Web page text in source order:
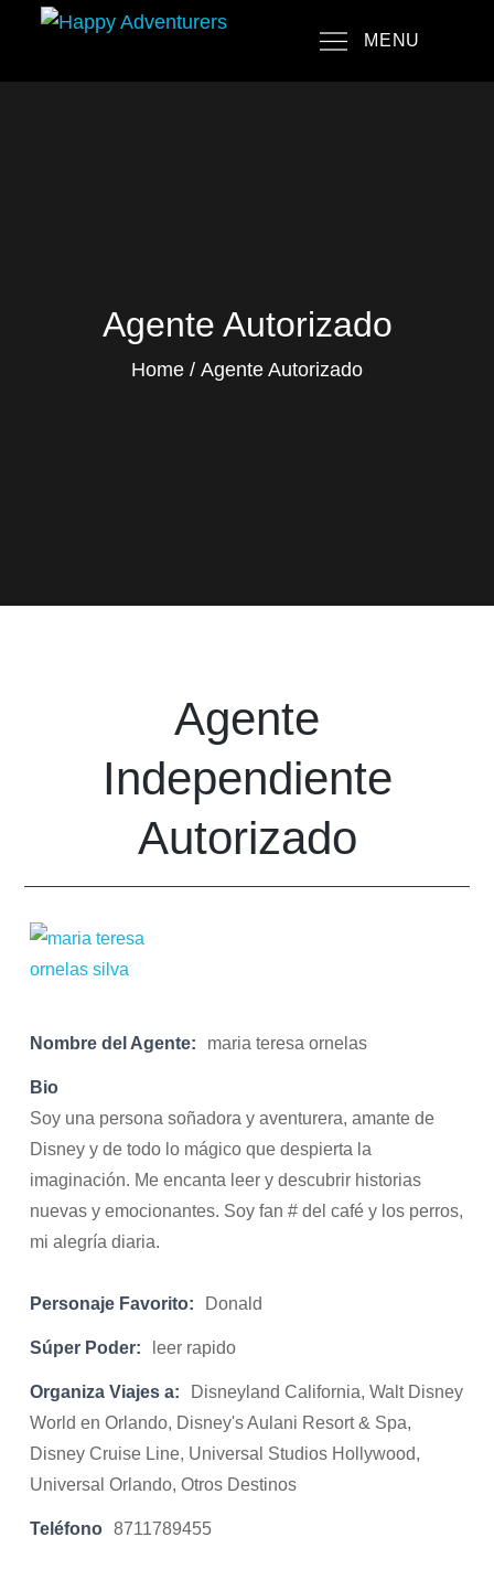
content
MENU
Agente Autorizado
Home Agente Autorizado
Agente
Independiente
Autorizado
Nombre del Agente: maria teresa ornelas
Bio
Soy una persona soñadora y aventurera, amante de
Disney y de todo lo mágico que despierta la
imaginación. Me encanta leer y descubrir historias
nuevas y emocionantes. Soy fan # del café y los perros,
mi alegría diaria.
Personaje Favorito: Donald
Súper Poder: leer rapido
Organiza Viajes a:
Disneyland California, Walt Disney
World en Orlando, Disney's Aulani Resort & Spa,
Disney Cruise Line, Universal Studios Hollywood,
Universal Orlando, Otros Destinos
Teléfono 8711789455